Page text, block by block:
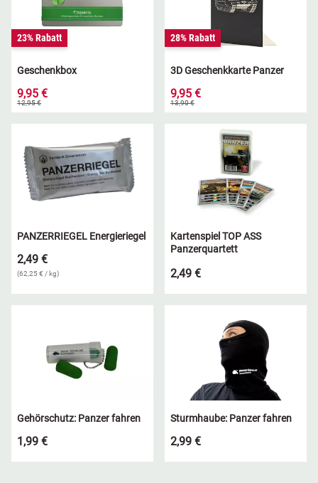
23% Rabatt
Geschenkbox
9,95 €
12,95 €
28% Rabatt
3D Geschenkkarte Panzer
9,95 €
13,90 €
PANZERRIEGEL Energieriegel
2,49 €
(62,25 € / kg)
Kartenspiel TOP ASS
Panzerquartett
2,49 €
Gehörschutz: Panzer fahren
1,99 €
Sturmhaube: Panzer fahren
2,99 €